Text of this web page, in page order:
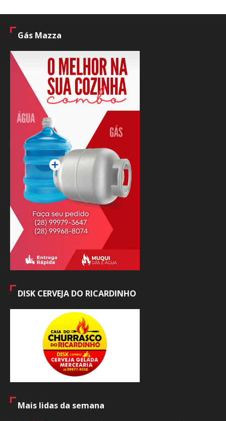
Gás Mazza
DISK CERVEJA DO RICARDINHO
Mais lidas da semana